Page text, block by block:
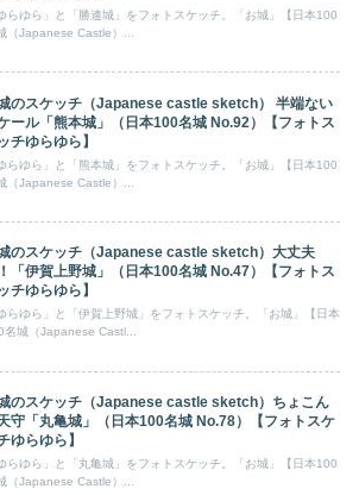
らゆら」と「勝連城」をフォトスケッチ。「お城」【日本100
（Japanese Castle）...
のスケッチ（Japanese castle sketch） 半端ない
ール「熊本城」（日本100名城 No.92）【フォトス
チゆらゆら】
らゆら」と「熊本城」をフォトスケッチ。「お城」【日本100
（Japanese Castle）...
のスケッチ（Japanese castle sketch）大丈夫
「伊賀上野城」（日本100名城 No.47）【フォトス
チゆらゆら】
らゆら」と「伊賀上野城」をフォトスケッチ。「お城」【日本
名城（Japanese Castl...
のスケッチ（Japanese castle sketch）ちょこん
守「丸亀城」（日本100名城 No.78）【フォトスケ
ゆらゆら】
らゆら」と「丸亀城」をフォトスケッチ。「お城」【日本100
（Japanese Castle）...